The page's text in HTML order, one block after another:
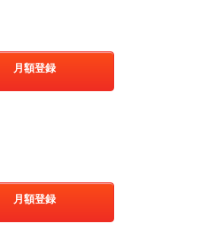
月額登録
月額登録